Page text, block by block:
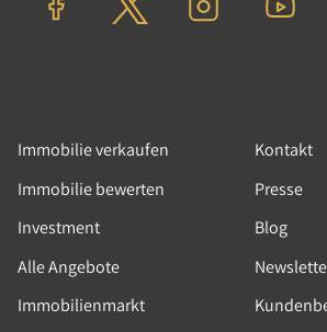
Immobilie verkaufen
Immobilie bewerten
Investment
Alle Angebote
Immobilienmarkt
Kontakt
Presse
Blog